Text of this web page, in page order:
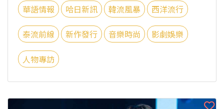
華語情報 哈日新訊 韓流風暴 西洋流行
泰流前線 新作發行 音樂時尚 影劇娛樂
人物專訪